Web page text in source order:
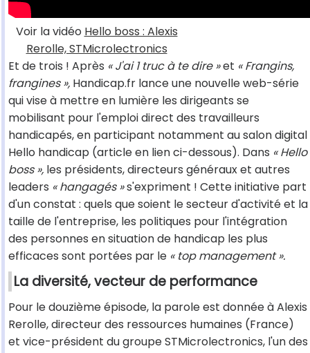
Voir la vidéo Hello boss : Alexis
Rerolle, STMicrolectronics
Et de trois ! Après « J'ai 1 truc à te dire »et « Frangins,
frangines », Handicap.fr lance une nouvelle web-série
qui vise à mettre en lumière les dirigeants se
mobilisant pour l'emploi direct des travailleurs
handicapés, en participant notamment au salon digital
Hello handicap (article en lien ci-dessous). Dans « Hello
boss », les présidents, directeurs généraux et autres
leaders « hangagés »s'expriment ! Cette initiative part
d'un constat : quels que soient le secteur d'activité et la
taille de l'entreprise, les politiques pour l'intégration
des personnes en situation de handicap les plus
efficaces sont portées par le « top management ».
La diversité, vecteur de performance
Pour le douzième épisode, la parole est donnée à Alexis
Rerolle, directeur des ressources humaines (France)
et vice-président du groupe STMicrolectronics, l'un des